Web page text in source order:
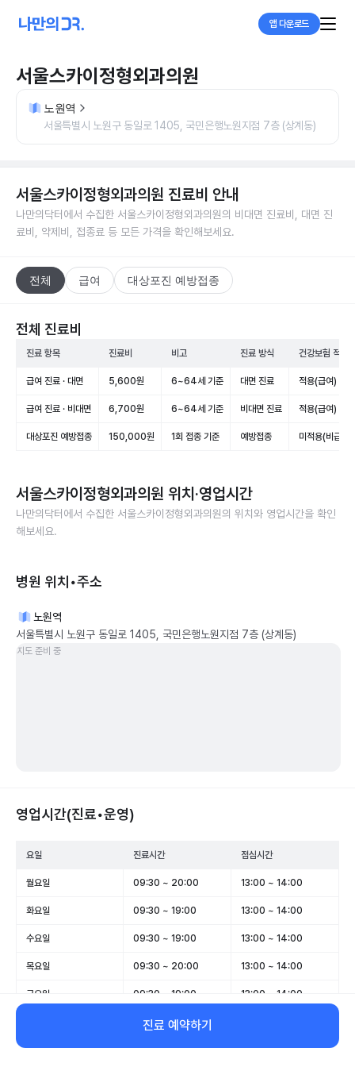
앱 다운로드
서울스카이정형외과의원
노원역
서울특별시 노원구 동일로 1405, 국민은행노원지점 7층 (상계동)
서울스카이정형외과의원 진료비 안내
나만의닥터에서 수집한 서울스카이정형외과의원의 비대면 진료비, 대면 진
료비, 약제비, 접종료 등 모든 가격을 확인해보세요.
전체 급여 대상포진 예방접종
전체 진료비
진료 항목 진료비 비고 진료 방식 건강보험 적용
급여 진료 · 대면 5,600원 6~64세 기준 대면 진료 적용(급여)
급여 진료 · 비대면 6,700원 6~64세 기준 비대면 진료 적용(급여)
대상포진 예방접종 150,000원 1회 접종 기준 예방접종 미적용(비급여)
서울스카이정형외과의원 위치·영업시간
나만의닥터에서 수집한 서울스카이정형외과의원의 위치와 영업시간을 확인
해보세요.
병원 위치•주소
노원역
서울특별시 노원구 동일로 1405, 국민은행노원지점 7층 (상계동)
지도 준비 중
영업시간(진료•운영)
요일 진료시간 점심시간
월요일 09:30 ~ 20:00 13:00 ~ 14:00
화요일 09:30 ~ 19:00 13:00 ~ 14:00
수요일 09:30 ~ 19:00 13:00 ~ 14:00
목요일 09:30 ~ 20:00 13:00 ~ 14:00
금요일 09:30 ~ 19:00 13:00 ~ 14:00
09:00 ~ 14:00
일요일 09:00 ~ 14:00 -
진료 예약하기